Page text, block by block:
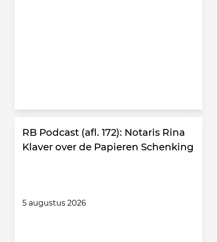
RB Podcast (afl. 172): Notaris Rina
Klaver over de Papieren Schenking
5 augustus 2026